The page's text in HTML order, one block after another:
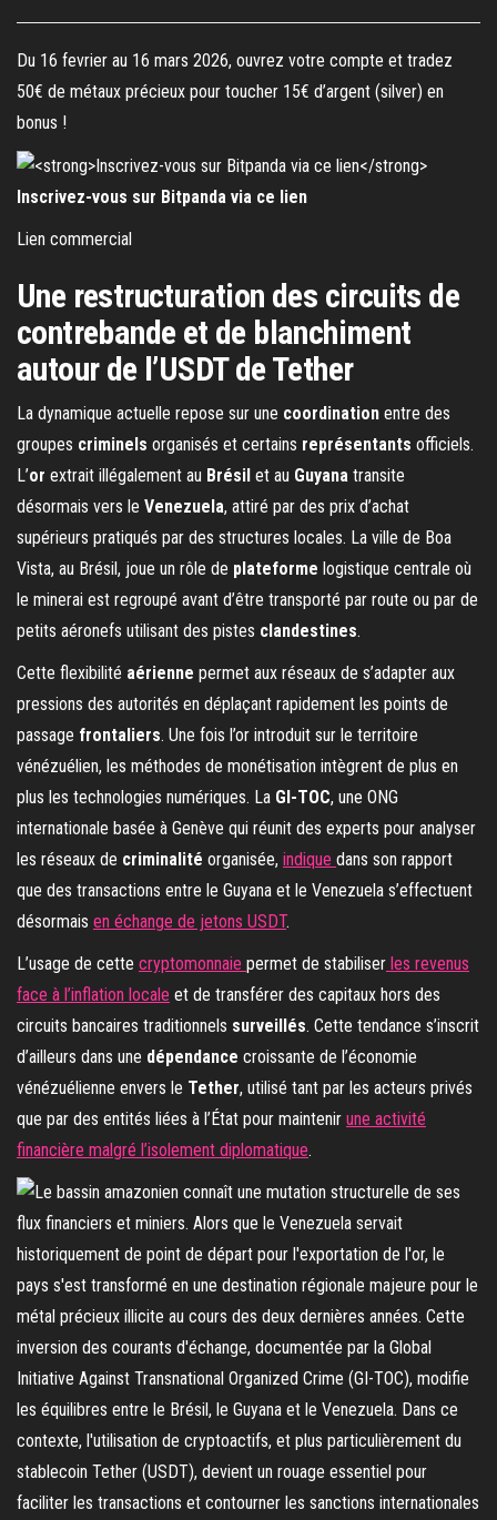
Du 16 fevrier au 16 mars 2026, ouvrez votre compte et tradez
50€ de métaux précieux pour toucher 15€ d’argent (silver) en
bonus !
Inscrivez-vous sur Bitpanda via ce lien
Lien commercial
Une restructuration des circuits de
contrebande et de blanchiment
autour de l’USDT de Tether
La dynamique actuelle repose sur une coordination entre des
groupes criminels organisés et certains représentants officiels.
L’or extrait illégalement au Brésil et au Guyana transite
désormais vers le Venezuela, attiré par des prix d’achat
supérieurs pratiqués par des structures locales. La ville de Boa
Vista, au Brésil, joue un rôle de plateforme logistique centrale où
le minerai est regroupé avant d’être transporté par route ou par de
petits aéronefs utilisant des pistes clandestines.
Cette flexibilité aérienne permet aux réseaux de s’adapter aux
pressions des autorités en déplaçant rapidement les points de
passage frontaliers. Une fois l’or introduit sur le territoire
vénézuélien, les méthodes de monétisation intègrent de plus en
plus les technologies numériques. La GI-TOC, une ONG
internationale basée à Genève qui réunit des experts pour analyser
les réseaux de criminalité organisée, indique dans son rapport
que des transactions entre le Guyana et le Venezuela s’effectuent
désormais en échange de jetons USDT.
L’usage de cette cryptomonnaie permet de stabiliser les revenus
face à l’inflation locale et de transférer des capitaux hors des
circuits bancaires traditionnels surveillés. Cette tendance s’inscrit
d’ailleurs dans une dépendance croissante de l’économie
vénézuélienne envers le Tether, utilisé tant par les acteurs privés
que par des entités liées à l’État pour maintenir une activité
financière malgré l’isolement diplomatique.